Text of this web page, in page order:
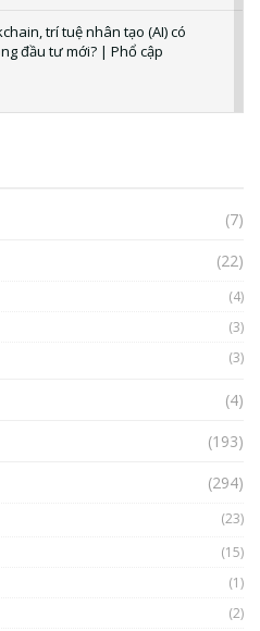
trí tuệ nhân tạo (AI) có
đầu tư mới? | Phổ cập
Những sự kiện ảnh hưởng
tiền mã hoá | Phổ cập
(7)
(22)
(4)
(3)
(3)
(4)
(193)
(294)
(23)
(15)
(1)
(2)